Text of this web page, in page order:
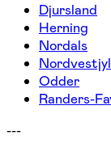
Djursland
Herning
Nordals
Odder
Randers-
---